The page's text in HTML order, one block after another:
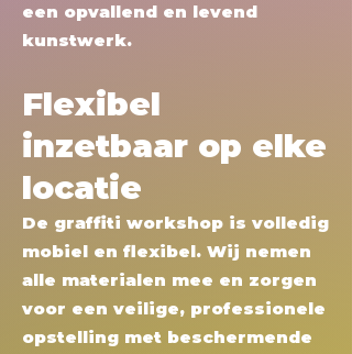
een opvallend en levend
kunstwerk.
Flexibel
inzetbaar op elke
locatie
De graffiti workshop is volledig
mobiel en flexibel. Wij nemen
alle materialen mee en zorgen
voor een veilige, professionele
opstelling met beschermende